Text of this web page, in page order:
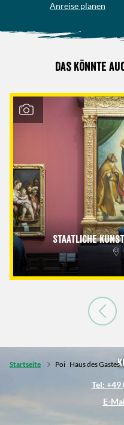
Anreise planen
Das könnte
Staatliche
Startseite Poi Haus des Gastes
Tel: +49
E-